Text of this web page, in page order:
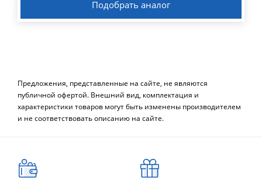
Подобрать аналог
Предложения, представленные на сайте, не являются
публичной офертой. Внешний вид, комплектация и
характеристики товаров могут быть изменены производителем
и не соответствовать описанию на сайте.